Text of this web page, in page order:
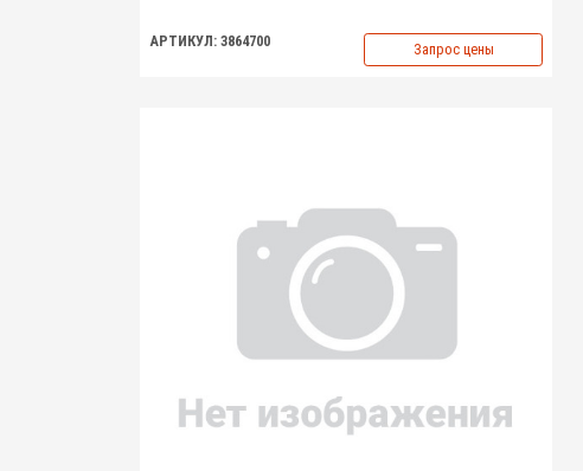
АРТИКУЛ: 3864700 Запрос цены